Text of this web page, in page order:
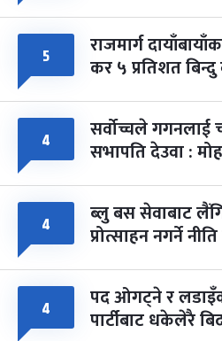
५ राजमार्ग
कर ५ प्रतिशत
४ सर्वोच्चले
सभापति देउवा :
४ ब्लु बस सेवाबाट
प्रोत्साहन नगर्ने
४ पद ओगट्ने र
पार्टीबाट धकेलेरै